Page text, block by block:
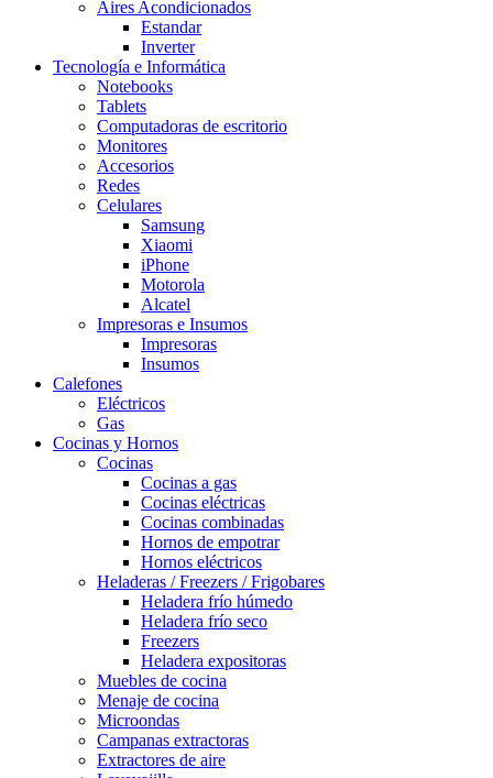
Aires Acondicionados
Estandar
Inverter
Tecnología e Informática
Notebooks
Tablets
Computadoras de escritorio
Monitores
Accesorios
Redes
Celulares
Samsung
Xiaomi
iPhone
Motorola
Alcatel
Impresoras e Insumos
Impresoras
Insumos
Calefones
Eléctricos
Gas
Cocinas y Hornos
Cocinas
Cocinas a gas
Cocinas eléctricas
Cocinas combinadas
Hornos de empotrar
Hornos eléctricos
Heladeras / Freezers / Frigobares
Heladera frío húmedo
Heladera frío seco
Freezers
Heladera expositoras
Muebles de cocina
Menaje de cocina
Microondas
Campanas extractoras
Extractores de aire